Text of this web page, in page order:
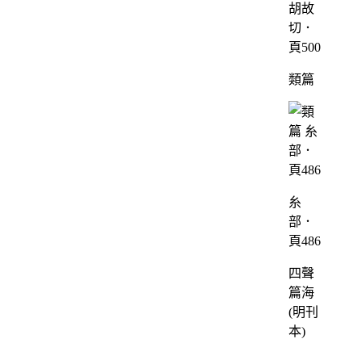
胡故
切．
頁500
類篇
糸
部．
頁486
四聲
篇海
(明刊
本)